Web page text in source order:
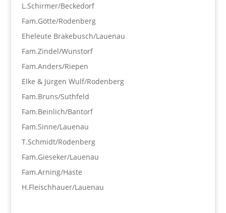
L.Schirmer/Beckedorf
Fam.Götte/Rodenberg
Eheleute Brakebusch/Lauenau
Fam.Zindel/Wunstorf
Fam.Anders/Riepen
Elke & Jürgen Wulf/Rodenberg
Fam.Bruns/Suthfeld
Fam.Beinlich/Bantorf
Fam.Sinne/Lauenau
T.Schmidt/Rodenberg
Fam.Gieseker/Lauenau
Fam.Arning/Haste
H.Fleischhauer/Lauenau